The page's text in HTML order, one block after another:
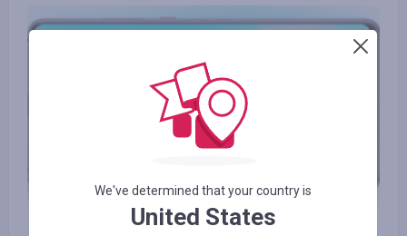
We've determined that your country is
United States